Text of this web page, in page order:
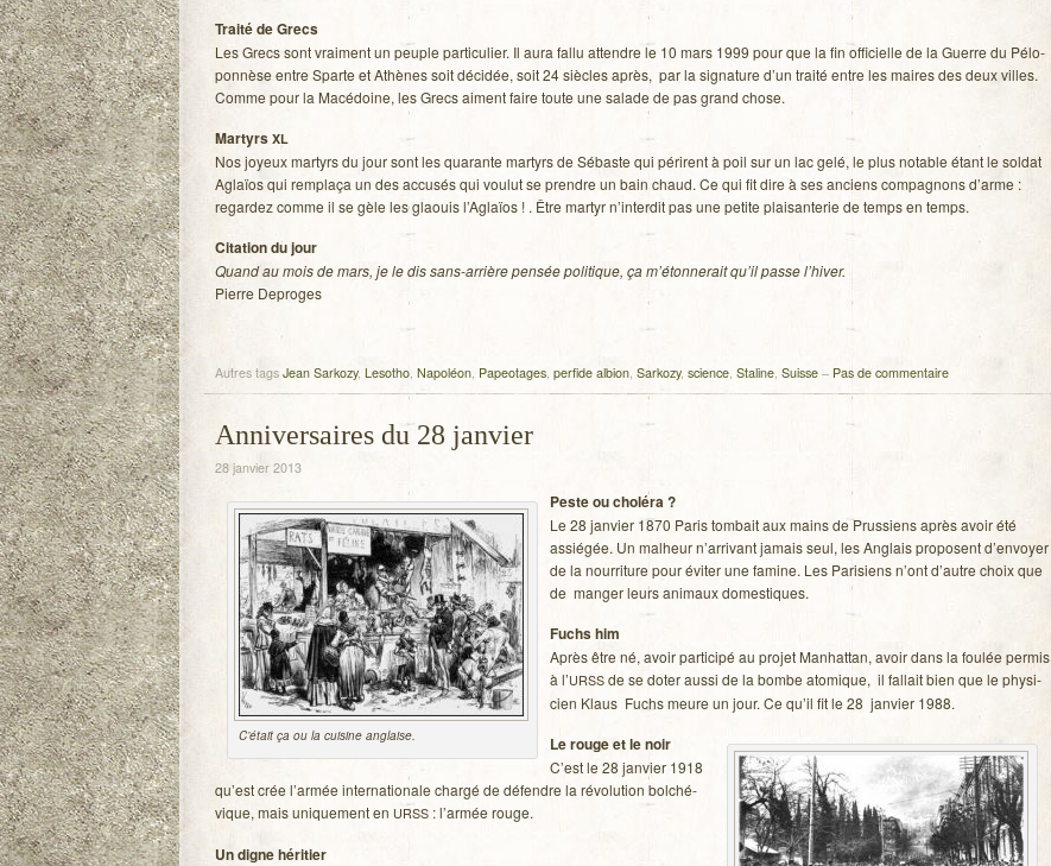
Traité de Grecs
Les Grecs sont vrai­ment un peuple par­ti­cu­lier. Il aura fallu attendre le 10 mars 1999 pour que la fin offi­cielle de la Guerre du Pélo­
pon­nèse entre Sparte et Athènes soit déci­dée, soit 24 siècles après, par la signa­ture d’un traité entre les maires des deux villes.
Comme pour la Macé­doine, les Grecs aiment faire toute une salade de pas grand chose.
Mar­tyrs XL
Nos joyeux mar­tyrs du jour sont les qua­rante mar­tyrs de Sébaste qui périrent à poil sur un lac gelé, le plus notable étant le sol­dat
Aglaïos qui rem­plaça un des accu­sés qui vou­lut se prendre un bain chaud. Ce qui fit dire à ses anciens com­pa­gnons d’arme :
regar­dez comme il se gèle les glaouis l’Aglaïos ! . Être mar­tyr n’interdit pas une petite plai­san­te­rie de temps en temps.
Cita­tion du jour
Quand au mois de mars, je le dis sans-arrière pen­sée poli­tique, ça m’étonnerait qu’il passe l’hiver.
Pierre Deproges
Autres tags Jean Sarkozy, Lesotho, Napoléon, Papeotages, perfide albion, Sarkozy, science, Staline, Suisse– Pas de commentaire
Anniversaires du 28 janvier
28 janvier 2013
C’était ça ou la cui­sine anglaise.
Peste ou cho­léra ?
Le 28 jan­vier 1870 Paris tom­bait aux mains de Prus­siens après avoir été
assié­gée. Un mal­heur n’arrivant jamais seul, les Anglais pro­posent d’envoyer
de la nour­ri­ture pour évi­ter une famine. Les Pari­siens n’ont d’autre choix que
de man­ger leurs ani­maux domestiques.
Fuchs him
Après être né, avoir par­ti­cipé au pro­jet Man­hat­tan, avoir dans la fou­lée per­mis
à l’URSSde se doter aussi de la bombe ato­mique, il fal­lait bien que le phy­si­
cien Klaus Fuchs meure un jour. Ce qu’il fit le 28 jan­vier 1988.
Le rouge et le noir
C’est le 28 jan­vier 1918
qu’est crée l’armée inter­na­tio­nale chargé de défendre la révo­lu­tion bol­ché­
vique, mais uni­que­ment en URSS: l’armée rouge.
Un digne héri­tier